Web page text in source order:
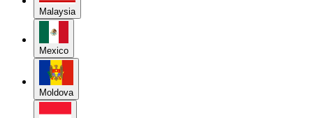
Malaysia
Mexico
Moldova